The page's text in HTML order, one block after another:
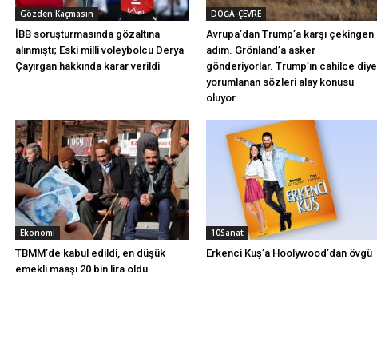
Gözden Kaçmasın
İBB soruşturmasında gözaltına
alınmıştı; Eski milli voleybolcu Derya
Çayırgan hakkında karar verildi
DOĞA-ÇEVRE
Avrupa’dan Trump’a karşı çekingen
adım. Grönland’a asker
gönderiyorlar. Trump’ın cahilce diye
yorumlanan sözleri alay konusu
oluyor.
Ekonomi
TBMM’de kabul edildi, en düşük
emekli maaşı 20 bin lira oldu
10Sanat
Erkenci Kuş’a Hoolywood’dan övgü